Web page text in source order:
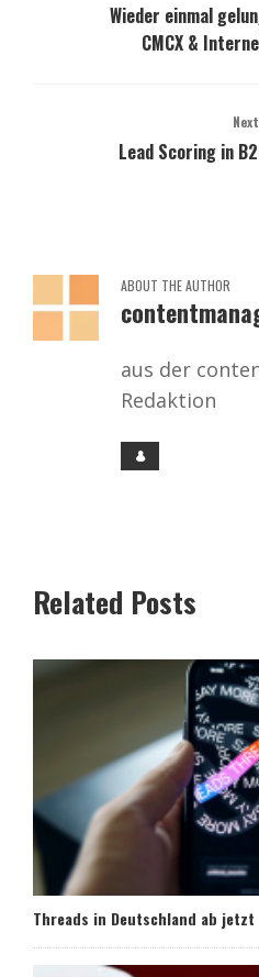
Wieder einmal
CMCX &
Next
Lead Scoring in
ABOUT THE AUTHOR
aus der
Redaktion
Related Posts
Threads in Deutschland ab